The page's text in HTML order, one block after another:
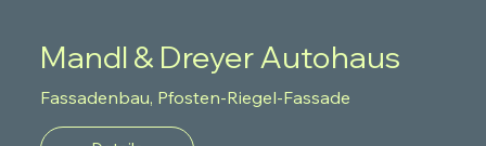
Mandl & Dreyer Autohaus
Fassadenbau, Pfosten-Riegel-Fassade